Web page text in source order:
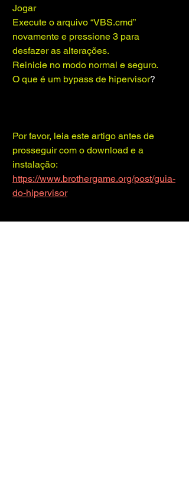
Jogar
Execute o arquivo “VBS.cmd”
novamente e pressione 3 para
desfazer as alterações.
Reinicie no modo normal e seguro.
O que é um bypass de hipervisor?
Por favor, leia este artigo antes de
prosseguir com o download e a
instalação:
https://www.brothergame.org/post/guia-
do-hipervisor